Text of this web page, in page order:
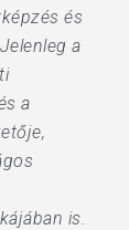
és
a
a
is.